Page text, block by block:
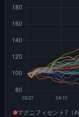
マグニフィセント7（AI